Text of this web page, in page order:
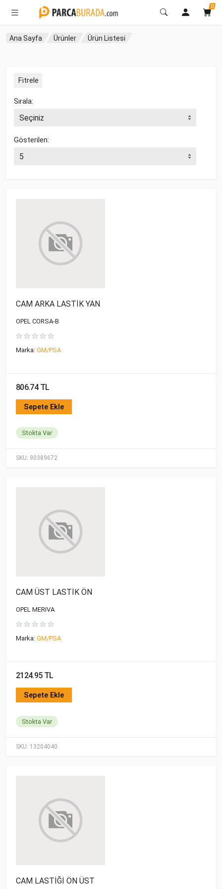
0
Ana Sayfa Ürünler Ürün Listesi
Fitrele
Sırala:
Gösterilen:
SKU: 90389672
CAM ARKA LASTİK YAN
OPEL CORSA-B
Marka: GM/PSA
806.74 TL
Sepete Ekle
Stokta Var
SKU: 13204040
CAM ÜST LASTİK ÖN
OPEL MERIVA
Marka: GM/PSA
2124.95 TL
Sepete Ekle
Stokta Var
CAM LASTİĞİ ÖN ÜST